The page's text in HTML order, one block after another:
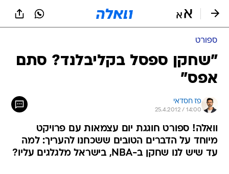
ספורט
"שחקן ספסל בקליבלנד? סתם
אפס"
פז חסדאי
25.4.2012 / 14:00
וואלה! ספורט חוגגת יום עצמאות עם פרויקט
מיוחד על הדברים הטובים ששכחנו להעריך: למה
עד שיש לנו שחקן ב-NBA, בישראל מלגלגים עליו?